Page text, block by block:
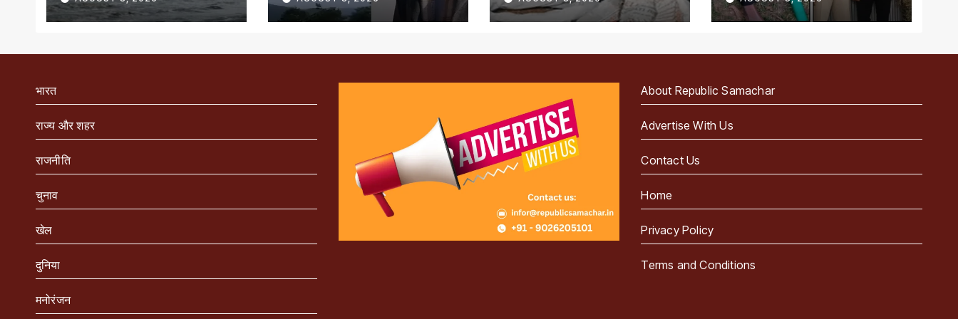
भारत
राज्य और शहर
राजनीति
चुनाव
खेल
दुनिया
मनोरंजन
About Republic Samachar
Advertise With Us
Contact Us
Home
Privacy Policy
Terms and Conditions